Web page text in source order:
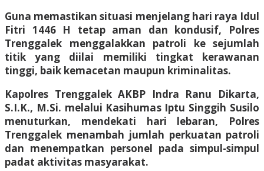
Guna memastikan situasi menjelang hari raya Idul
Fitri 1446 H tetap aman dan kondusif, Polres
Trenggalek menggalakkan patroli ke sejumlah
titik yang diilai memiliki tingkat kerawanan
tinggi, baik kemacetan maupun kriminalitas.
Kapolres Trenggalek AKBP Indra Ranu Dikarta,
S.I.K., M.Si. melalui Kasihumas Iptu Singgih Susilo
menuturkan, mendekati hari lebaran, Polres
Trenggalek menambah jumlah perkuatan patroli
dan menempatkan personel pada simpul-simpul
padat aktivitas masyarakat.